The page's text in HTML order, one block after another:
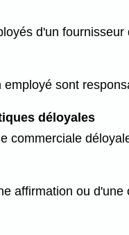
d'un
employé sont
déloyales
commerciale
affirmation ou